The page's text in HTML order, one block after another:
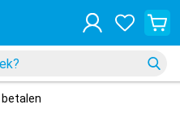
betalen